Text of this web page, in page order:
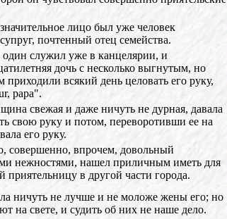
лицо был уже человек
почтенный отец семейства.
служил уже в канцелярии, и
дочь с несколько выгнутым, но
всякий день целовать его руку,
papa".
свежая и даже ничуть не дурная, давала
свою руку и потом, переворотивши ее на
его руку.
совершенно, впрочем, довольный
нежностями, нашел приличным иметь для
в другой части города.
ничуть не лучше и не моложе жены его; но
на свете, и судить об них не наше дело.